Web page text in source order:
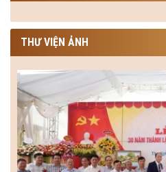
THƯ VIỆN ẢNH